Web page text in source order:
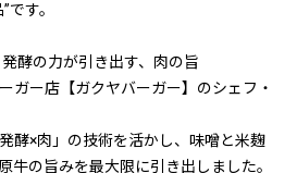
す。
酵の力が引き出す、肉の旨
ガー店【ガクヤバーガー】のシェフ・
酵×肉」の技術を活かし、味噌と米麹
牛の旨みを最大限に引き出しました。